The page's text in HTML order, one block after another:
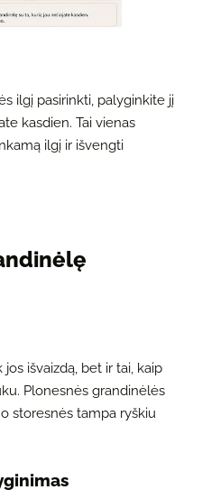
ilgį pasirinkti, palyginkite jį
kasdien. Tai vienas
ilgį ir išvengti
išvaizdą, bet ir tai, kaip
Plonesnės grandinėlės
storesnės tampa ryškiu